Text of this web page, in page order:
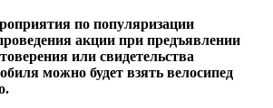
по популяризации
акции при предъявлении
или свидетельства
можно будет взять велосипед